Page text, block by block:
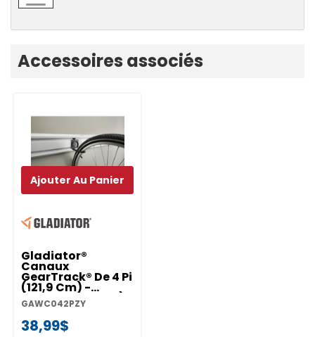
Accessoires associés
Gladiator®
Canaux
GearTrack® De 4 Pi
(121,9 Cm) -
(emballage De 2)
GAWC042PZY
GAWC042PZY
38,99$
Ajouter Au Panier